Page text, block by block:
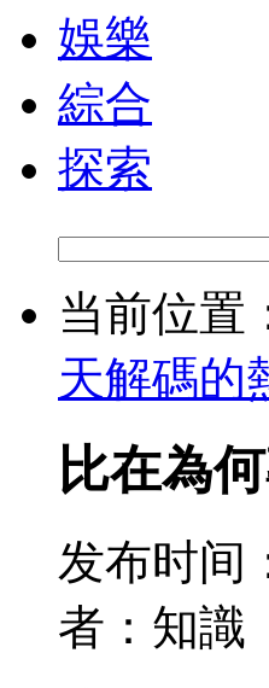
娛樂
綜合
探索
当前位置
天解碼的
比在為
发布时间
者：知識